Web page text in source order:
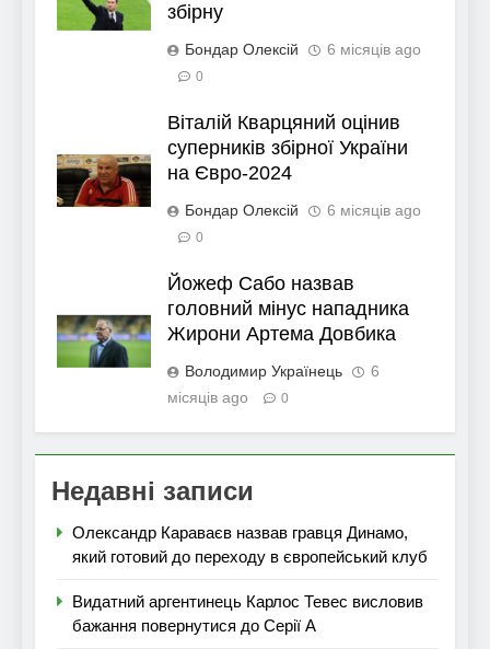
збірну
Бондар Олексій 6 місяців ago
0
Віталій Кварцяний оцінив
суперників збірної України
на Євро-2024
Бондар Олексій 6 місяців ago
0
Йожеф Сабо назвав
головний мінус нападника
Жирони Артема Довбика
Володимир Українець
6
місяців ago
0
Недавні записи
Олександр Караваєв назвав гравця Динамо,
який готовий до переходу в європейський клуб
Видатний аргентинець Карлос Тевес висловив
бажання повернутися до Серії А